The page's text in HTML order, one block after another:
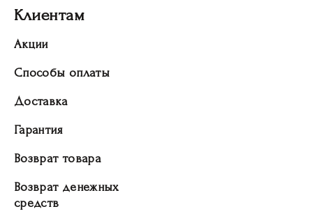
Клиентам
Акции
Способы оплаты
Доставка
Гарантия
Возврат товара
Возврат денежных
средств